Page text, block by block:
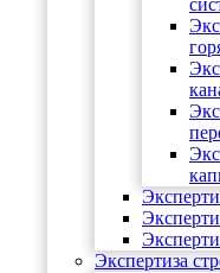
Экспертиза